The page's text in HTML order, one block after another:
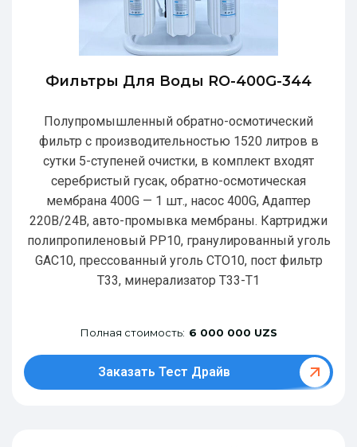
Фильтры Для Воды RO-400G-344
Полупромышленный обратно-осмотический
фильтр с производительностью 1520 литров в
сутки 5-ступеней очистки, в комплект входят
серебристый гусак, обратно-осмотическая
мембрана 400G — 1 шт., насос 400G, Адаптер
220В/24В, авто-промывка мембраны. Картриджи
полипропиленовый РР10, гранулированный уголь
GAC10, прессованный уголь CTO10, пост фильтр
T33, минерализатор Т33-Т1
Полная стоимость: 6 000 000 UZS
Заказать Тест Драйв